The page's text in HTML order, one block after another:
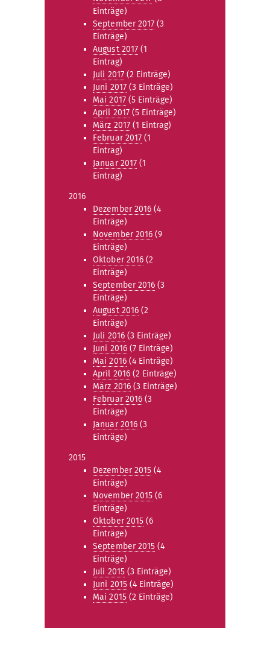
Einträge)
September 2017 (3
Einträge)
August 2017 (1
Eintrag)
Juli 2017(2 Einträge)
Juni 2017(3 Einträge)
Mai 2017(5 Einträge)
April 2017 (5 Einträge)
März 2017(1 Eintrag)
Februar 2017 (1
Eintrag)
Januar 2017 (1
Eintrag)
2016
Dezember 2016 (4
Einträge)
November 2016 (9
Einträge)
Oktober 2016 (2
Einträge)
September 2016 (3
Einträge)
August 2016 (2
Einträge)
Juli 2016(3 Einträge)
Juni 2016(7 Einträge)
Mai 2016(4 Einträge)
April 2016 (2 Einträge)
März 2016(3 Einträge)
Februar 2016 (3
Einträge)
Januar 2016 (3
Einträge)
2015
Dezember 2015 (4
Einträge)
November 2015 (6
Einträge)
Oktober 2015 (6
Einträge)
September 2015 (4
Einträge)
Juli 2015(3 Einträge)
Juni 2015(4 Einträge)
Mai 2015(2 Einträge)